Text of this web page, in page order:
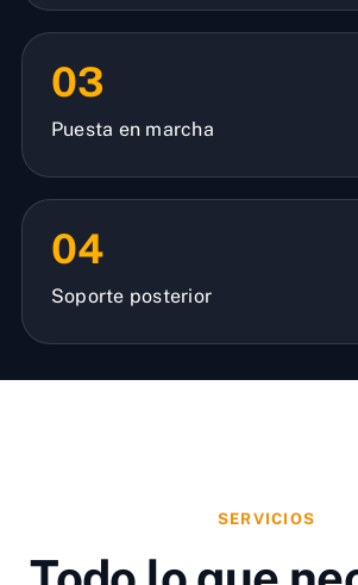
03
Puesta en marcha
04
Soporte posterior
SERVICIOS